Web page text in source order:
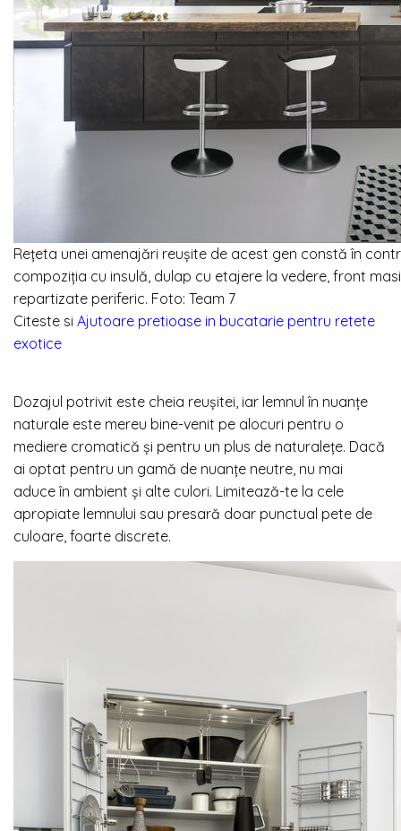
Rețeta unei amenajări reușite de acest gen constă în
compoziția cu insulă, dulap cu etajere la vedere, front
repartizate periferic. Foto: Team 7
Citeste si Ajutoare pretioase in bucatarie pentru retete
exotice
Dozajul potrivit este cheia reușitei, iar lemnul în nuanțe
naturale este mereu bine-venit pe alocuri pentru o
mediere cromatică și pentru un plus de naturalețe. Dacă
ai optat pentru un gamă de nuanțe neutre, nu mai
aduce în ambient și alte culori. Limitează-te la cele
apropiate lemnului sau presară doar punctual pete de
culoare, foarte discrete.